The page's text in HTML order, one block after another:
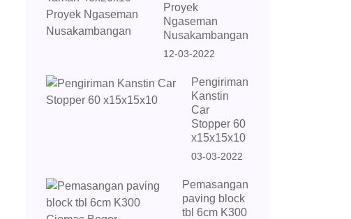
Proyek
Ngaseman
Nusakambangan
12-03-2022
Pengiriman
Kanstin
Car
Stopper 60
x15x15x10
03-03-2022
Pemasangan
paving block
tbl 6cm K300